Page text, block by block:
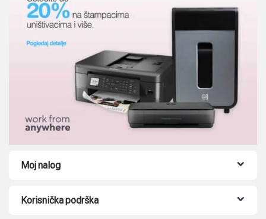
Moj nalog
Korisnička podrška